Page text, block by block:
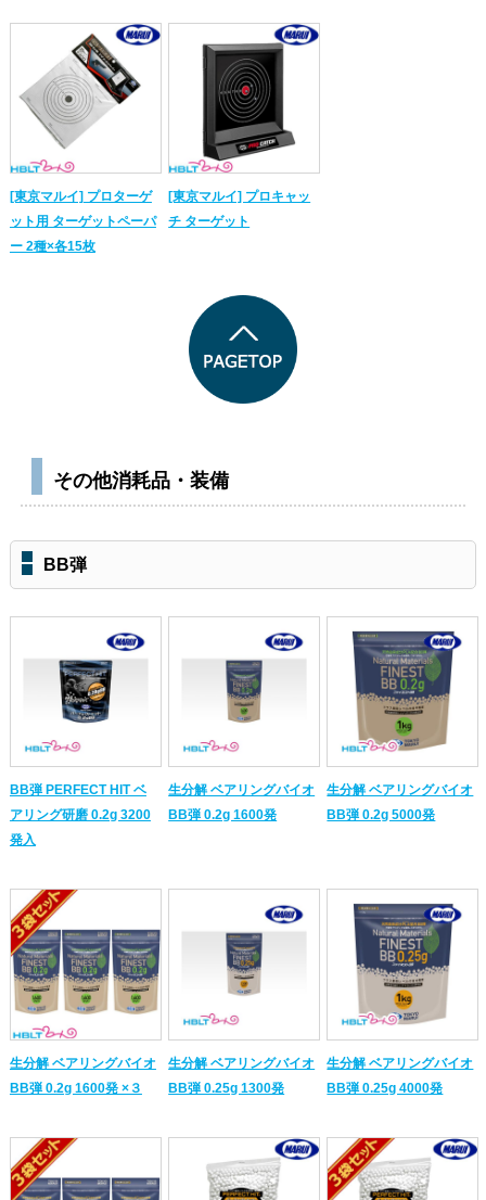
[東京マルイ] プロターゲ
ット用 ターゲットペーパ
ー 2種×各15枚
[東京マルイ] プロキャッ
チ ターゲット
その他消耗品・装備
BB弾
BB弾 PERFECT HIT ベ
アリング研磨 0.2g 3200
発入
生分解 ベアリングバイオ
BB弾 0.2g 1600発
生分解 ベアリングバイオ
BB弾 0.2g 5000発
生分解 ベアリングバイオ
BB弾 0.2g 1600発 ×３
生分解 ベアリングバイオ
BB弾 0.25g 1300発
生分解 ベアリングバイオ
BB弾 0.25g 4000発